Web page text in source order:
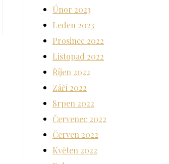
Únor 2023
Leden 2023
Prosinec 2022
Listopad 2022
Říjen 2022
Září 2022
Srpen 2022
Červenec 2022
Červen 2022
Květen 2022